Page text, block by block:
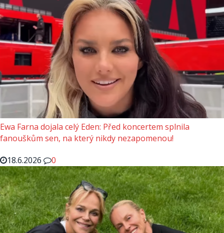
Ewa Farna dojala celý Eden: Před koncertem splnila
fanouškům sen, na který nikdy nezapomenou!
18.6.2026
0